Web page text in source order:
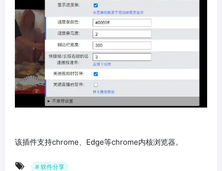
该插件支持chrome、Edge等chrome内核浏览器。
# 软件分享